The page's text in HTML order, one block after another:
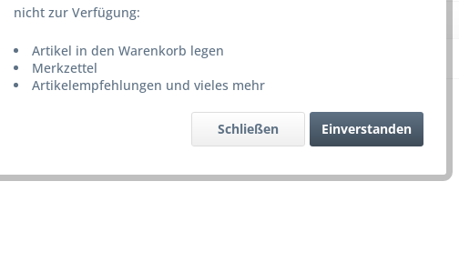
nicht zur Verfügung:
Artikel in den Warenkorb legen
Merkzettel
Artikelempfehlungen und vieles mehr
Einverstanden
Schließen